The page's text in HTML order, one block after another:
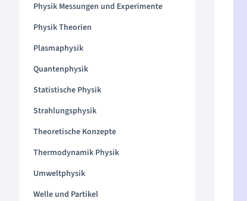
Physik Messungen und Experimente
Physik Theorien
Plasmaphysik
Quantenphysik
Statistische Physik
Strahlungsphysik
Theoretische Konzepte
Thermodynamik Physik
Umweltphysik
Welle und Partikel